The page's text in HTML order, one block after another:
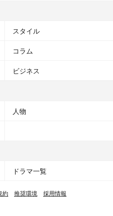
スタイル
コラム
ビジネス
人物
ドラマ一覧
約 推奨環境 採用情報